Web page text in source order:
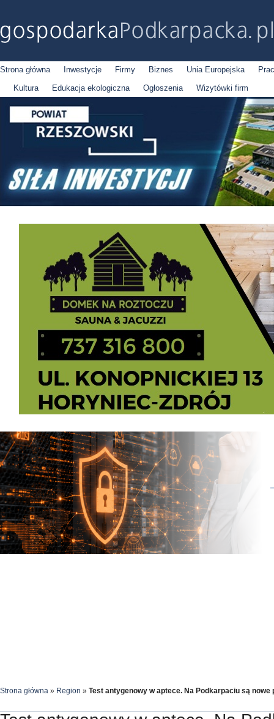
Strona główna Inwestycje Firmy Biznes Unia Europejska
Kultura
Edukacja ekologiczna Ogłoszenia Wizytówki firm
Strona główna » Region » Test antygenowy w aptece. Na Podkarpaciu są nowe